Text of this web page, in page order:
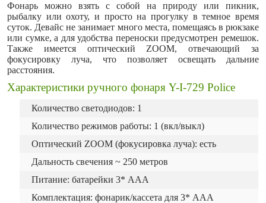
Фонарь можно взять с собой на природу или пикник,
рыбалку или охоту, и просто на прогулку в темное время
суток. Девайс не занимает много места, помещаясь в рюкзаке
или сумке, а для удобства переноски предусмотрен ремешок.
Также имеется оптический ZOOM, отвечающий за
фокусировку луча, что позволяет освещать дальние
расстояния.
Характеристики ручного фонаря Y-I-729 Police
Количество светодиодов: 1
Количество режимов работы: 1 (вкл/выкл)
Оптический ZOOM (фокусировка луча): есть
Дальность свечения ~ 250 метров
Питание: батарейки 3* ААА
Комплектация: фонарик/кассета для 3* AAA